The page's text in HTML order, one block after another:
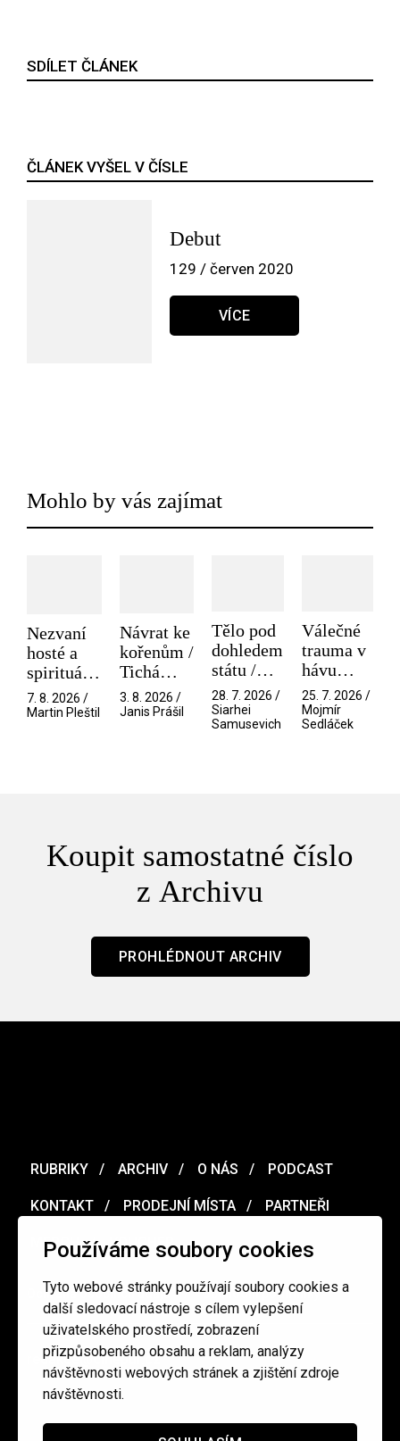
Používáme soubory cookies
Tyto webové stránky používají soubory cookies a
další sledovací nástroje s cílem vylepšení
uživatelského prostředí, zobrazení
přizpůsobeného obsahu a reklam, analýzy
návštěvnosti webových stránek a zjištění zdroje
návštěvnosti.
SDÍLET ČLÁNEK
ČLÁNEK VYŠEL V ČÍSLE
Debut
129 / červen 2020
VÍCE
Mohlo by vás zajímat
Nezvaní
hosté a
spirituální
narušitelé
z vesmíru
7. 8. 2026 /
Martin Pleštil
Návrat ke
kořenům /
Tichá
přítelkyně
3. 8. 2026 /
Janis Prášil
Tělo pod
dohledem
státu /
Pramen
28. 7. 2026 /
Siarhei
Samusevich
Válečné
trauma v
hávu
spektáklu
/ Odyssea
25. 7. 2026 /
Mojmír
Sedláček
Koupit samostatné číslo
z Archivu
PROHLÉDNOUT ARCHIV
RUBRIKY ARCHIV O NÁS PODCAST
KONTAKT PRODEJNÍ MÍSTA PARTNEŘI
MERCH VOUCHER
Ochrana osobních údajů / Obchodní podmínky
redakce@cinepur.cz